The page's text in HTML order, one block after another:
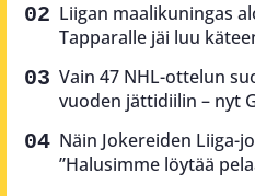
Liigan maalikuningas
Tapparalle jäi luu
Vain 47 NHL-ottelun
vuoden jättidiilin – nyt
Näin Jokereiden Liiga-
”Halusimme löytää